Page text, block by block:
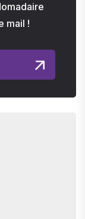
mail !